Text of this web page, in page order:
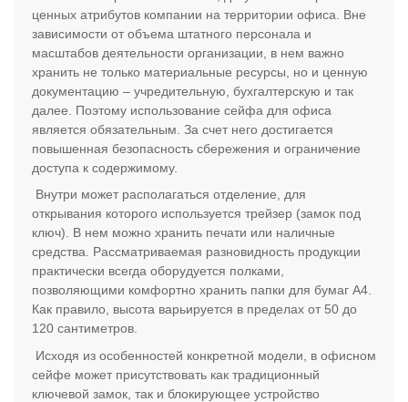
ценных атрибутов компании на территории офиса. Вне
зависимости от объема штатного персонала и
масштабов деятельности организации, в нем важно
хранить не только материальные ресурсы, но и ценную
документацию – учредительную, бухгалтерскую и так
далее. Поэтому использование сейфа для офиса
является обязательным. За счет него достигается
повышенная безопасность сбережения и ограничение
доступа к содержимому.
Внутри может располагаться отделение, для
открывания которого используется трейзер (замок под
ключ). В нем можно хранить печати или наличные
средства. Рассматриваемая разновидность продукции
практически всегда оборудуется полками,
позволяющими комфортно хранить папки для бумаг А4.
Как правило, высота варьируется в пределах от 50 до
120 сантиметров.
Исходя из особенностей конкретной модели, в офисном
сейфе может присутствовать как традиционный
ключевой замок, так и блокирующее устройство